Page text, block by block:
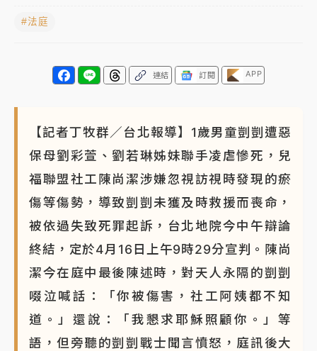
押庭
雨熱區曝
#法庭
連結 訂閱 APP
【記者丁牧群／台北報導】1歲男童剴剴遭惡
保母劉彩萱、劉若琳姊妹聯手凌虐慘死，兒
福聯盟社工陳尚潔涉嫌忽視訪視時發現的瘀
傷等傷勢，導致剴剴未獲及時救援而喪命，
被依過失致死罪起訴，台北地院今中午辯論
終結，定於4月16日上午9時29分宣判。陳尚
潔今在庭中最後陳述時，對天人永隔的剴剴
啜泣喊話：「你被傷害，社工阿姨都不知
道。」還說：「我懇求耶穌照顧你。」等
語，但旁聽的剴剴戰士聞言憤怒，庭訊後大